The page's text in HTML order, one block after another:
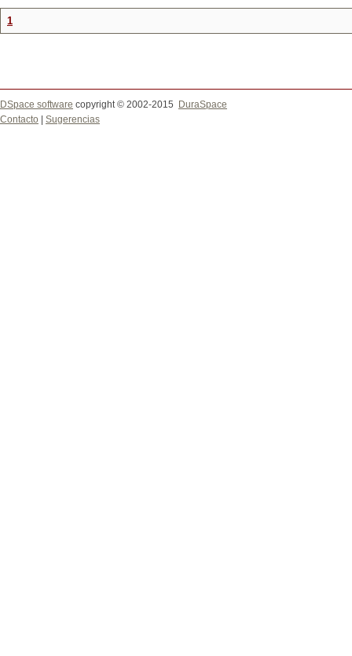
1
DSpace software copyright © 2002-2015
DuraSpace
Contacto
Sugerencias